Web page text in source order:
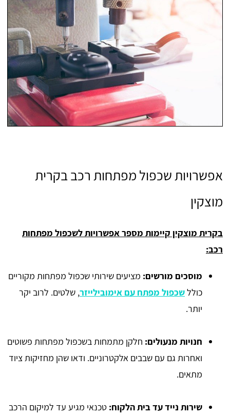
אפשרויות שכפול מפתחות רכב בקרית
מוצקין
בקרית מוצקין קיימות מספר אפשרויות לשכפול מפתחות
רכב:
מוסכים מורשים: מציעים שירותי שכפול מפתחות מקוריים
כוללשכפול מפתח עם אימובילייזר, שלטים. לרוב יקר
יותר.
חנויות מנעולים: חלקן מתמחות בשכפול מפתחות פשוטים
ואחרות גם עם שבבים אלקטרוניים. ודאו שהן מחזיקות ציוד
מתאים.
שירות נייד עד בית הלקוח: טכנאי מגיע עד למיקום הרכב